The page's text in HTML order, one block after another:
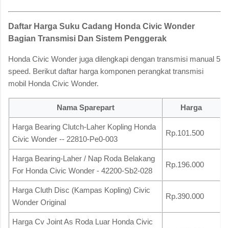
Daftar Harga Suku Cadang Honda Civic Wonder
Bagian Transmisi Dan Sistem Penggerak
Honda Civic Wonder juga dilengkapi dengan transmisi manual 5
speed. Berikut daftar harga komponen perangkat transmisi
mobil Honda Civic Wonder.
Nama Sparepart Harga
Harga Bearing Clutch-Laher Kopling Honda
Civic Wonder -- 22810-Pe0-003
Rp.101.500
Harga Bearing-Laher / Nap Roda Belakang
For Honda Civic Wonder - 42200-Sb2-028
Rp.196.000
Harga Cluth Disc (Kampas Kopling) Civic
Wonder Original
Rp.390.000
Harga Cv Joint As Roda Luar Honda Civic